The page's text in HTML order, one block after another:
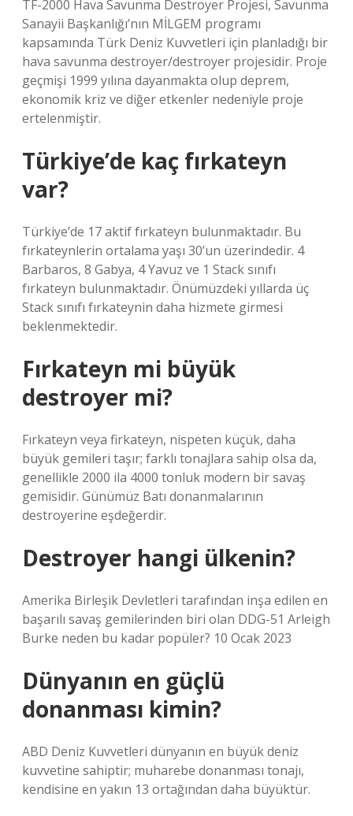
TF-2000 Hava Savunma Destroyer Projesi, Savunma
Sanayii Başkanlığı’nın MİLGEM programı
kapsamında Türk Deniz Kuvvetleri için planladığı bir
hava savunma destroyer/destroyer projesidir. Proje
geçmişi 1999 yılına dayanmakta olup deprem,
ekonomik kriz ve diğer etkenler nedeniyle proje
ertelenmiştir.
Türkiye’de kaç fırkateyn
var?
Türkiye’de 17 aktif fırkateyn bulunmaktadır. Bu
fırkateynlerin ortalama yaşı 30’un üzerindedir. 4
Barbaros, 8 Gabya, 4 Yavuz ve 1 Stack sınıfı
fırkateyn bulunmaktadır. Önümüzdeki yıllarda üç
Stack sınıfı fırkateynin daha hizmete girmesi
beklenmektedir.
Fırkateyn mi büyük
destroyer mi?
Fırkateyn veya firkateyn, nispeten küçük, daha
büyük gemileri taşır; farklı tonajlara sahip olsa da,
genellikle 2000 ila 4000 tonluk modern bir savaş
gemisidir. Günümüz Batı donanmalarının
destroyerine eşdeğerdir.
Destroyer hangi ülkenin?
Amerika Birleşik Devletleri tarafından inşa edilen en
başarılı savaş gemilerinden biri olan DDG-51 Arleigh
Burke neden bu kadar popüler? 10 Ocak 2023
Dünyanın en güçlü
donanması kimin?
ABD Deniz Kuvvetleri dünyanın en büyük deniz
kuvvetine sahiptir; muharebe donanması tonajı,
kendisine en yakın 13 ortağından daha büyüktür.